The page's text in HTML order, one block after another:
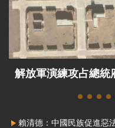
接受中共資助參選立
賴清德：中國民族促進惡